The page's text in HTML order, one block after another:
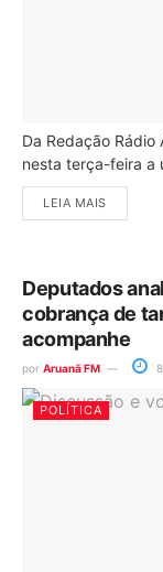
Da Redação Rádio
nesta terça-feira a
LEIA MAIS
Deputados
cobrança de
acompanhe
por Aruanã FM
POLÍTICA